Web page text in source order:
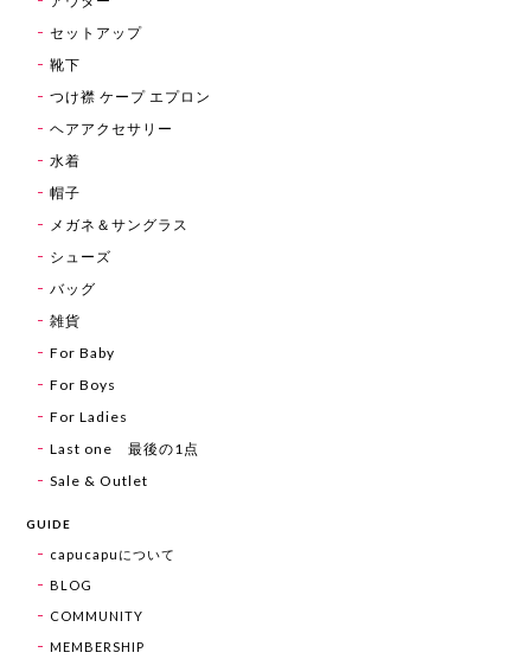
セットアップ
靴下
つけ襟 ケープ エプロン
ヘアアクセサリー
水着
帽子
メガネ＆サングラス
シューズ
バッグ
雑貨
For Baby
For Boys
For Ladies
Last one 最後の1点
Sale & Outlet
GUIDE
capucapuについて
BLOG
COMMUNITY
MEMBERSHIP